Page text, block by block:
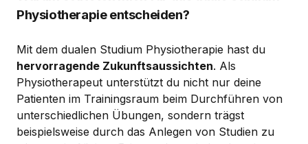
Physiotherapie entscheiden?
Mit dem dualen Studium Physiotherapie hast du
hervorragende Zukunftsaussichten. Als
Physiotherapeut unterstützt du nicht nur deine
Patienten im Trainingsraum beim Durchführen von
unterschiedlichen Übungen, sondern trägst
beispielsweise durch das Anlegen von Studien zu